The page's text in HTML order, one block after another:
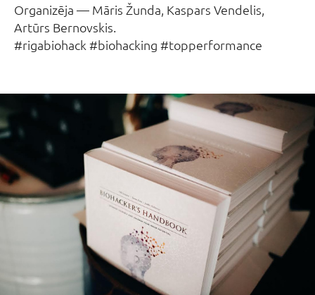
Organizēja — Māris Žunda, Kaspars Vendelis,
Artūrs Bernovskis.
#rigabiohack #biohacking #topperformance